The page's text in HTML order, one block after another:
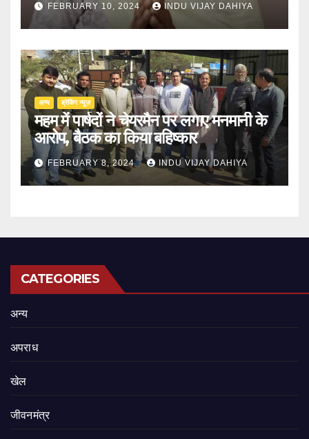
FEBRUARY 10, 2024 INDU VIJAY DAHIYA
अन्य ब्रेकिंग न्यूज़
महम में पार्षदों ने चेयरमैन पर लगाए मनमानी के
आरोप, बैठक का किया बहिष्कार
FEBRUARY 8, 2024 INDU VIJAY DAHIYA
CATEGORIES
अन्य
अपराध
खेल
जीवनमंत्र